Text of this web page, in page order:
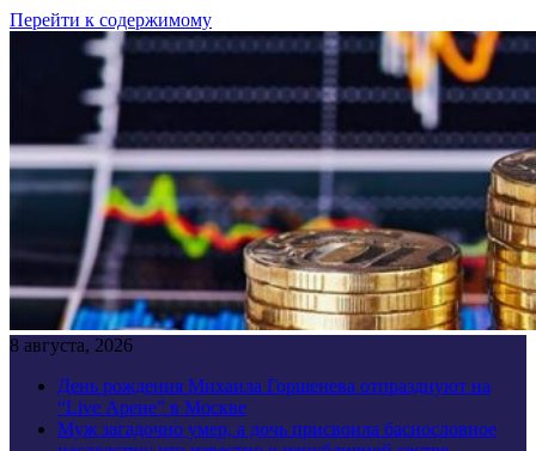
Перейти к содержимому
8 августа, 2026
День рождения Михаила Горшенева отпразднуют на
“Live Арене” в Москве
Муж загадочно умер, а дочь присвоила баснословное